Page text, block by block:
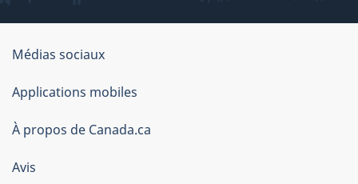
Organisation
du
gouvernement
du
Canada
Médias sociaux
Applications mobiles
À propos de Canada.ca
Avis